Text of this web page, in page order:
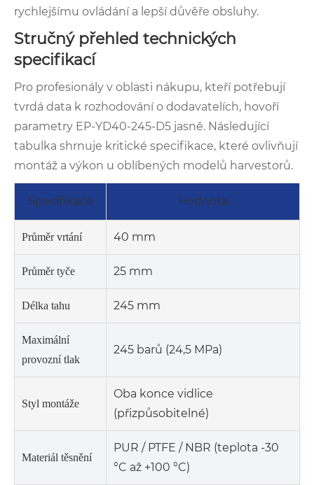
rychlejšímu ovládání a lepší důvěře obsluhy.
Stručný přehled technických
specifikací
Pro profesionály v oblasti nákupu, kteří potřebují
tvrdá data k rozhodování o dodavatelích, hovoří
parametry EP-YD40-245-D5 jasně. Následující
tabulka shrnuje kritické specifikace, které ovlivňují
montáž a výkon u oblíbených modelů harvestorů.
Specifikace Hodnota
Průměr vrtání 40 mm
Průměr tyče 25 mm
Délka tahu 245 mm
Maximální
provozní tlak
245 barů (24,5 MPa)
Styl montáže
Oba konce vidlice
(přizpůsobitelné)
Materiál těsnění
PUR / PTFE / NBR (teplota -30
°C až +100 °C)